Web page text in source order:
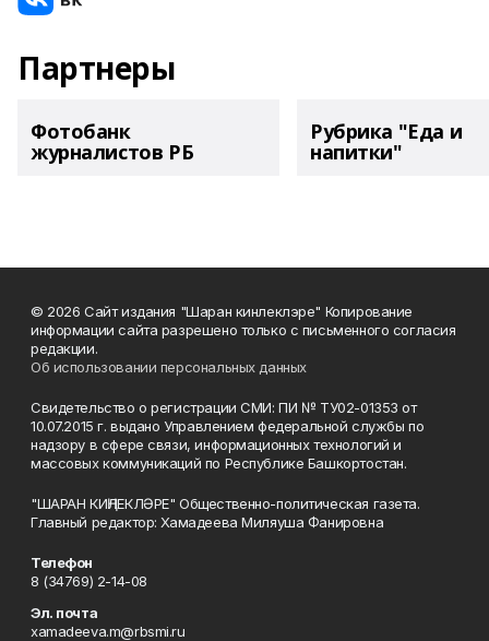
Партнеры
Фотобанк
журналистов РБ
Рубрика "Еда и
напитки"
© 2026 Сайт издания "Шаран кинлеклэре" Копирование
информации сайта разрешено только с письменного согласия
редакции.
Об использовании персональных данных
Свидетельство о регистрации СМИ: ПИ № ТУ02-01353 от
10.07.2015 г. выдано Управлением федеральной службы по
надзору в сфере связи, информационных технологий и
массовых коммуникаций по Республике Башкортостан.
"ШАРАН КИҢЛЕКЛӘРЕ" Общественно-политическая газета.
Главный редактор: Хамадеева Миляуша Фанировна
Телефон
8 (34769) 2-14-08
Эл. почта
xamadeeva.m@rbsmi.ru